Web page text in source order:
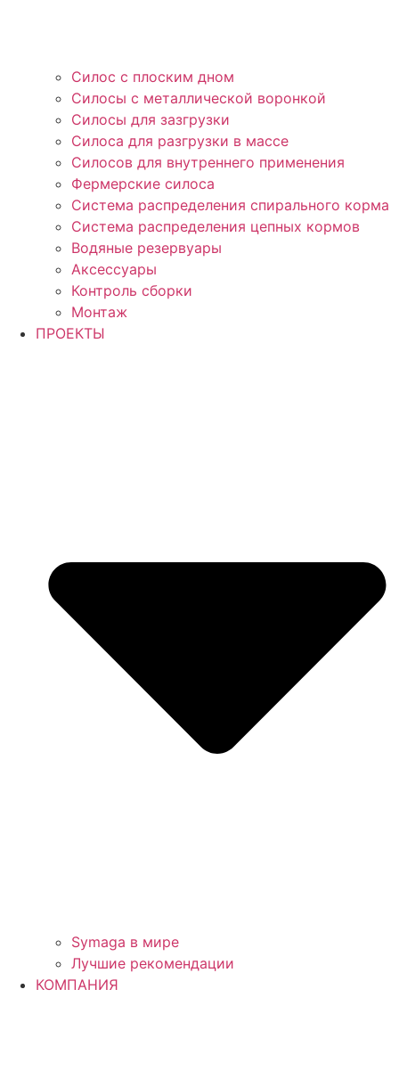
Силос с плоским дном
Силосы с металлической воронкой
Силосы для зазгрузки
Силоса для разгрузки в массе
Силосов для внутреннего применения
Фермерские силоса
Система распределения спирального корма
Система распределения цепных кормов
Водяные резервуары
Аксессуары
Контроль сборки
Монтаж
ПРОЕКТЫ
Symaga в мире
Лучшие рекомендации
КОМПАНИЯ